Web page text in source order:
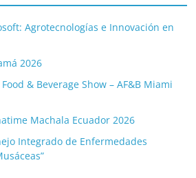
Agrotecnologías e Innovación en
2026
& Beverage Show – AF&B Miami
Machala Ecuador 2026
Integrado de Enfermedades